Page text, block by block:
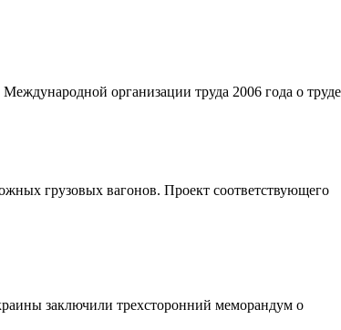
организации труда 2006 года о труде
грузовых вагонов. Проект соответствующего
заключили трехсторонний меморандум о